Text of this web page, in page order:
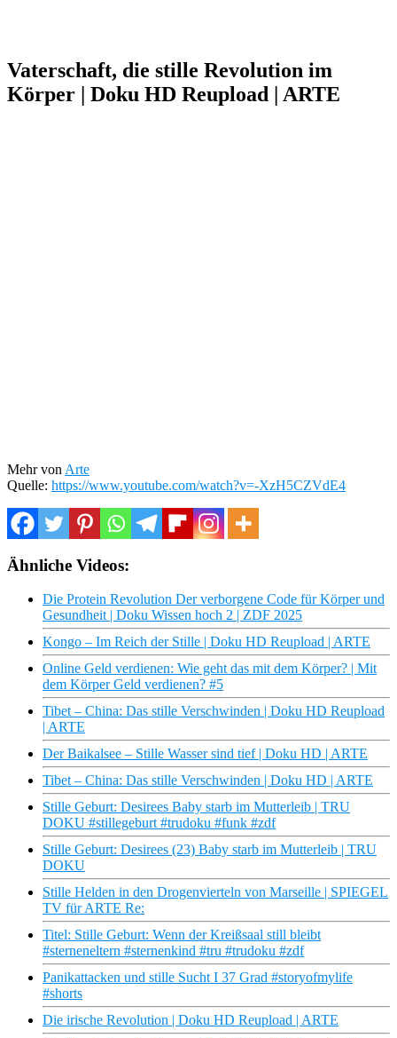
Vaterschaft, die stille Revolution im
Körper | Doku HD Reupload | ARTE
Mehr von Arte
Quelle: https://www.youtube.com/watch?v=-XzH5CZVdE4
Ähnliche Videos:
Die Protein Revolution Der verborgene Code für Körper und
Gesundheit | Doku Wissen hoch 2 | ZDF 2025
Kongo – Im Reich der Stille | Doku HD Reupload | ARTE
Online Geld verdienen: Wie geht das mit dem Körper? | Mit
dem Körper Geld verdienen? #5
Tibet – China: Das stille Verschwinden | Doku HD Reupload
| ARTE
Der Baikalsee – Stille Wasser sind tief | Doku HD | ARTE
Tibet – China: Das stille Verschwinden | Doku HD | ARTE
Stille Geburt: Desirees Baby starb im Mutterleib | TRU
DOKU #stillegeburt #trudoku #funk #zdf
Stille Geburt: Desirees (23) Baby starb im Mutterleib | TRU
DOKU
Stille Helden in den Drogenvierteln von Marseille | SPIEGEL
TV für ARTE Re:
Titel: Stille Geburt: Wenn der Kreißsaal still bleibt
#sterneneltern #sternenkind #tru #trudoku #zdf
Panikattacken und stille Sucht I 37 Grad #storyofmylife
#shorts
Die irische Revolution | Doku HD Reupload | ARTE